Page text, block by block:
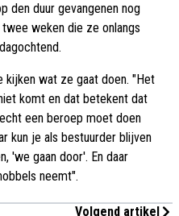
den duur gevangenen nog
weken die ze onlangs
kijken wat ze gaat doen. "Het
komt en dat betekent dat
een beroep moet doen
kun je als bestuurder blijven
'we gaan door'. En daar
neemt".
Volgend artikel